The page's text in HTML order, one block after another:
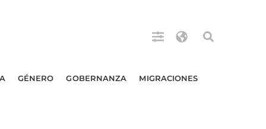
GÉNERO GOBERNANZA MIGRACIONES